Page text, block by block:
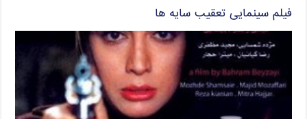
فیلم سینمایی تعقیب سایه ها